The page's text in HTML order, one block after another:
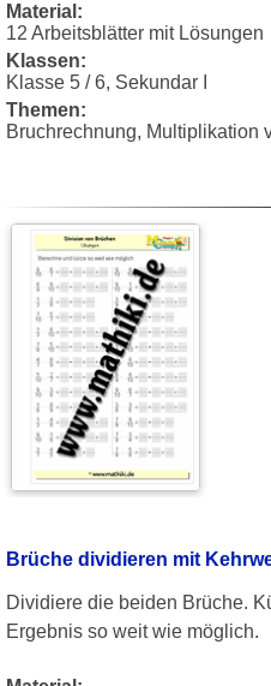
Material:
12 Arbeitsblätter mit Lösungen
Klassen:
Klasse 5 / 6, Sekundar I
Themen:
Bruchrechnung, Multiplikation
Brüche dividieren mit
Dividiere die beiden Brüche.
Ergebnis so weit wie möglich.